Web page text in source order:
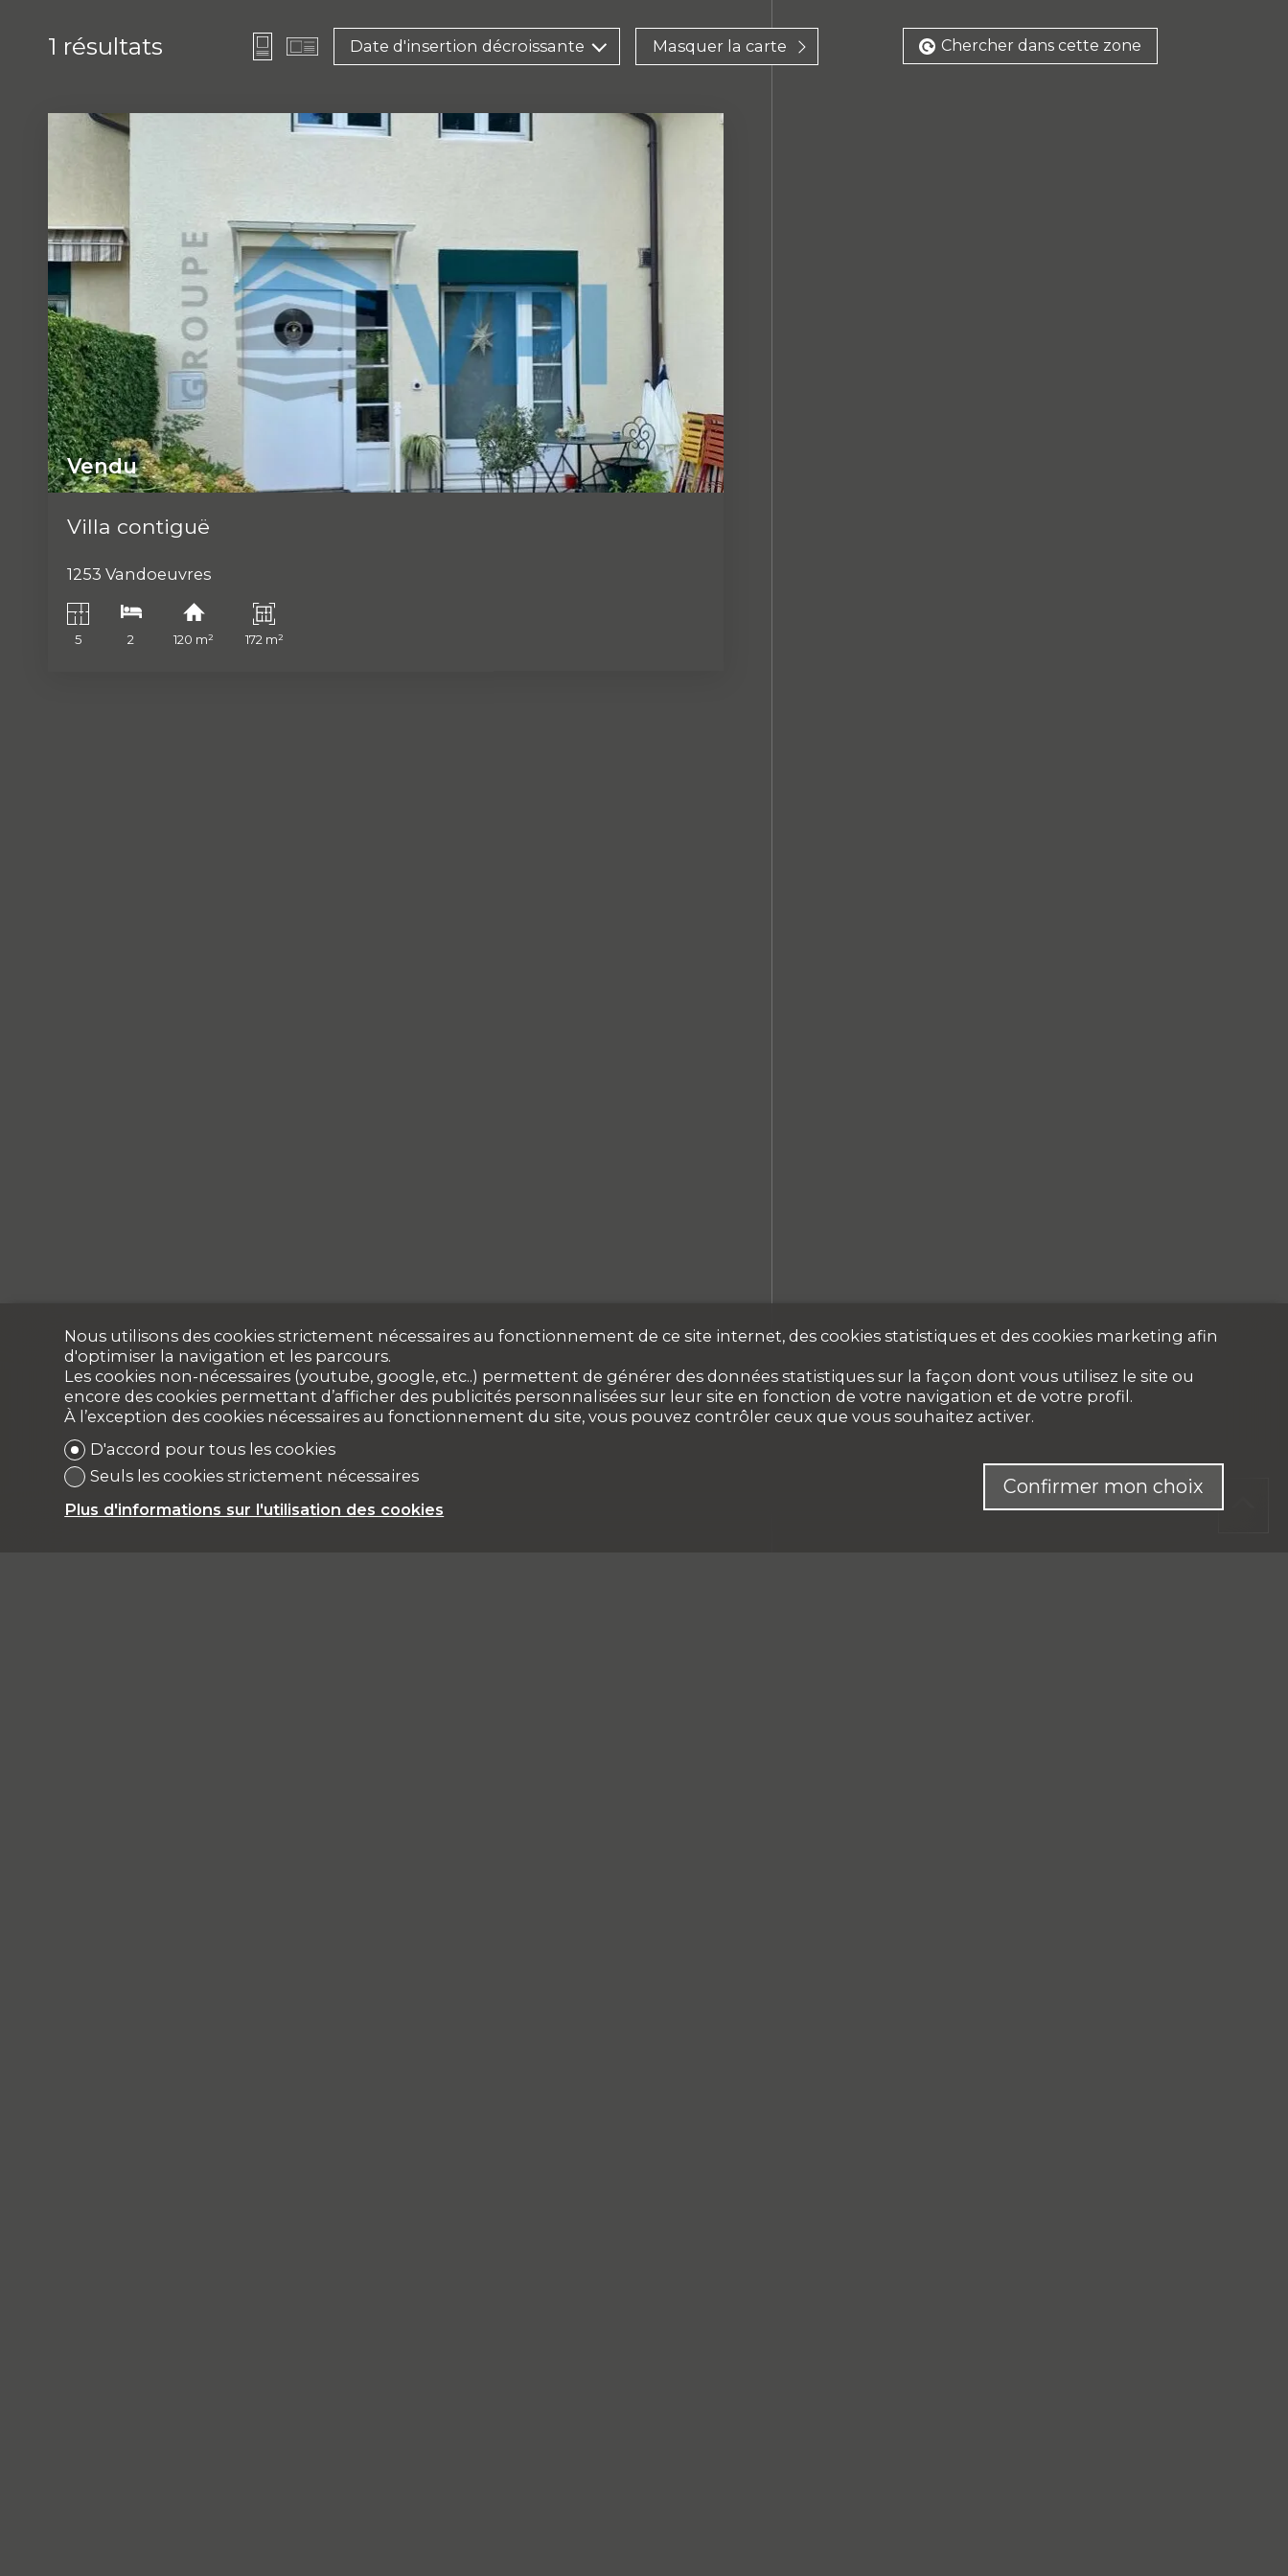
1 résultats Date d'insertion décroissante Masquer la carte
Vendu
Villa contiguë
1253 Vandoeuvres
5 2 120 m² 172 m²
Chercher dans cette zone
Nous utilisons des cookies strictement nécessaires au fonctionnement de ce site internet, des cookies statistiques et des cookies marketing afin
d'optimiser la navigation et les parcours.
Les cookies non-nécessaires (youtube, google, etc..) permettent de générer des données statistiques sur la façon dont vous utilisez le site ou
encore des cookies permettant d’afficher des publicités personnalisées sur leur site en fonction de votre navigation et de votre profil.
À l’exception des cookies nécessaires au fonctionnement du site, vous pouvez contrôler ceux que vous souhaitez activer.
D'accord pour tous les cookies
Seuls les cookies strictement nécessaires
Plus d'informations sur l'utilisation des cookies
Confirmer mon choix